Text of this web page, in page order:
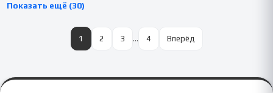
Показать ещё (30)
1 2 3 … 4 Вперёд